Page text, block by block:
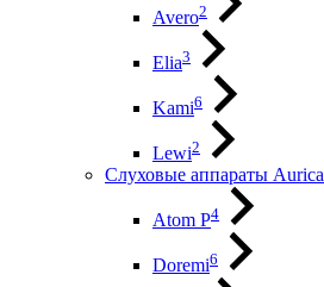
Avero2
Elia3
Kami6
Lewi2
Слуховые аппараты Aurica
Atom P4
Doremi6